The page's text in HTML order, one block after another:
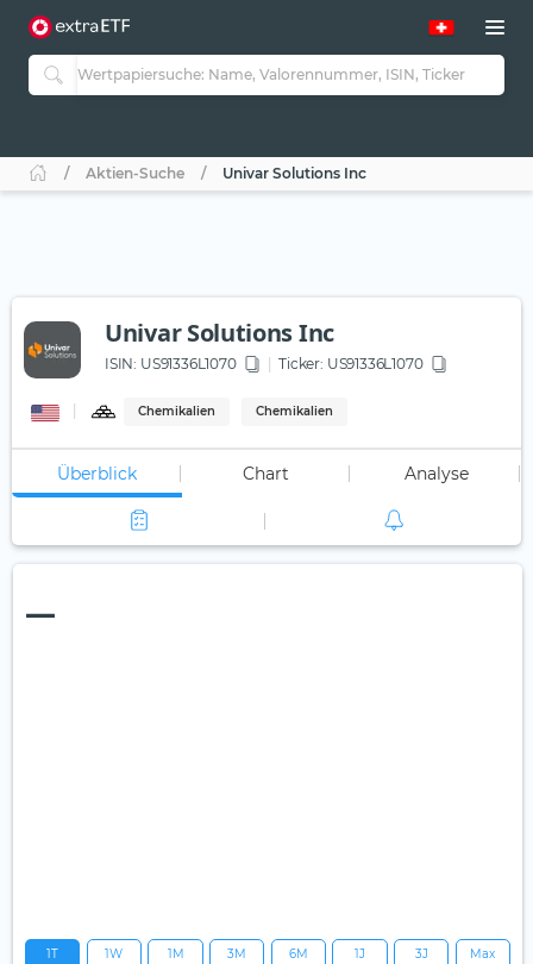
Aktien-Suche Univar Solutions Inc
Univar Solutions Inc
ISIN: US91336L1070 Ticker: US91336L1070
Chemikalien Chemikalien
Überblick Chart Analyse
—
1T 1W 1M 3M 6M 1J 3J Max